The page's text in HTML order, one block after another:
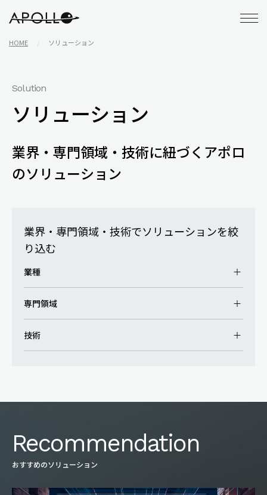
HOME ソリューション
Solution
ソリューション
業界・専門領域・技術に紐づくアポロ
のソリューション
業界・専門領域・技術でソリューションを絞
り込む
業種
専門領域
技術
Recommendation
おすすめのソリューション